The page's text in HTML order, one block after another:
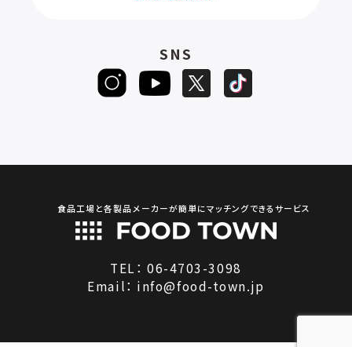
SNS
食品工場と各製品メーカーが簡単にマッチングできるサービス
TEL：06-4703-3098
Email： info@food-town.jp